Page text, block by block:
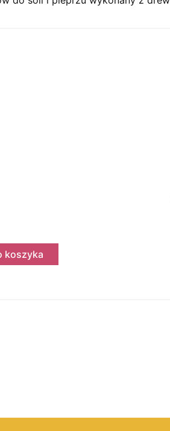
koszyka